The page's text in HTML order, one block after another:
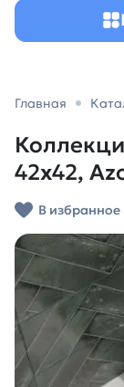
Главная
42х42,
В избранное